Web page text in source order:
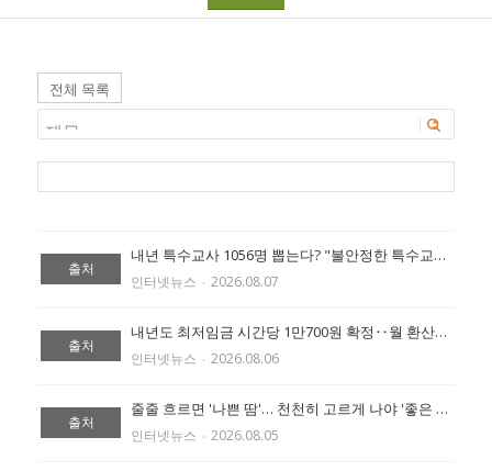
전체 목록
출처
내년 특수교사 1056명 뽑는다? "불안정한 특수교육 반복" 확대 촉구 (출처:에이블 뉴스)
인터넷뉴스 ‧ 2026.08.07
출처
내년도 최저임금 시간당 1만700원 확정‥월 환산액 223만6300원 (출처:에이블 뉴스)
인터넷뉴스 ‧ 2026.08.06
출처
줄줄 흐르면 '나쁜 땀'… 천천히 고르게 나야 '좋은 땀' (출처:에이블 뉴스)
인터넷뉴스 ‧ 2026.08.05